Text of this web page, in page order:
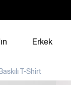
Erkek
T-Shirt